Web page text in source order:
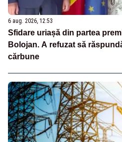
6 aug. 2026, 12:53
Sfidare uriașă din partea
Bolojan. A refuzat să
cărbune